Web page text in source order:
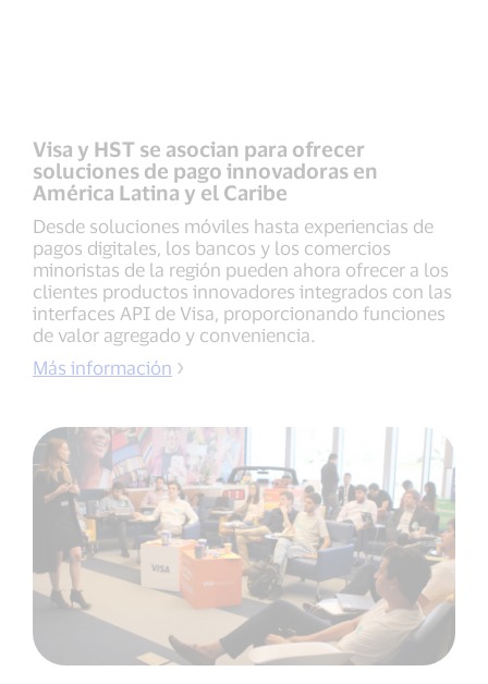
Visa y HST se asocian para ofrecer
soluciones de pago innovadoras en
América Latina y el Caribe
Desde soluciones móviles hasta experiencias de
pagos digitales, los bancos y los comercios
minoristas de la región pueden ahora ofrecer a los
clientes productos innovadores integrados con las
interfaces API de Visa, proporcionando funciones
de valor agregado y conveniencia.
Más información